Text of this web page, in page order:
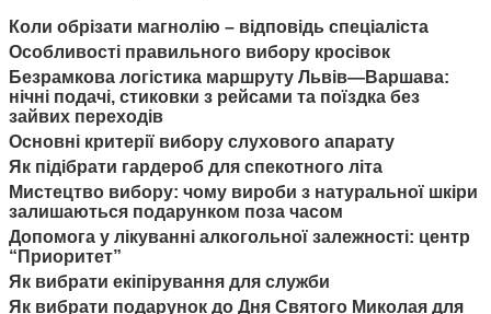
Коли обрізати магнолію – відповідь спеціаліста
Особливості правильного вибору кросівок
Безрамкова логістика маршруту Львів—Варшава:
нічні подачі, стиковки з рейсами та поїздка без
зайвих переходів
Основні критерії вибору слухового апарату
Як підібрати гардероб для спекотного літа
Мистецтво вибору: чому вироби з натуральної шкіри
залишаються подарунком поза часом
Допомога у лікуванні алкогольної залежності: центр
“Приоритет”
Як вибрати екіпірування для служби
Як вибрати подарунок до Дня Святого Миколая для